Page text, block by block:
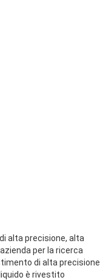
alta precisione, alta
per la ricerca
di alta precisione
è rivestito